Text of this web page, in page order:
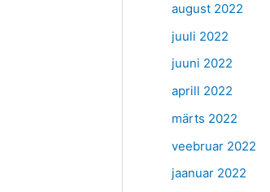
august 2022
juuli 2022
juuni 2022
aprill 2022
märts 2022
veebruar 2022
jaanuar 2022